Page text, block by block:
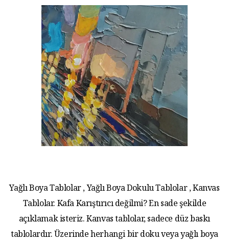
Yağlı Boya Tablolar , Yağlı Boya Dokulu Tablolar , Kanvas
Tablolar. Kafa Karıştırıcı değilmi? En sade şekilde
açıklamak isteriz. Kanvas tablolar, sadece düz baskı
tablolardır. Üzerinde herhangi bir doku veya yağlı boya